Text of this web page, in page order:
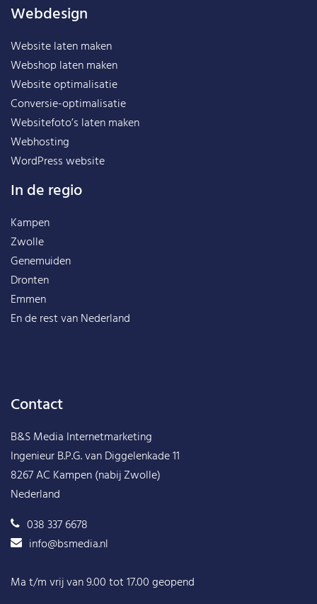
Webdesign
Website laten maken
Webshop laten maken
Website optimalisatie
Conversie-optimalisatie
Websitefoto’s laten maken
Webhosting
WordPress website
In de regio
Kampen
Zwolle
Genemuiden
Dronten
Emmen
En de rest vanNederland
Contact
B&S Media Internetmarketing
Ingenieur B.P.G. van Diggelenkade 11
8267 AC Kampen (nabij Zwolle)
Nederland
038 337 6678
info@bsmedia.nl
Ma t/m vrij van 9.00 tot 17.00 geopend